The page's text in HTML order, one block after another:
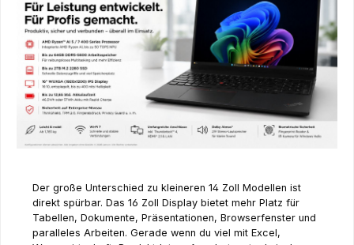
Der große Unterschied zu kleineren 14 Zoll Modellen ist
direkt spürbar. Das 16 Zoll Display bietet mehr Platz für
Tabellen, Dokumente, Präsentationen, Browserfenster und
paralleles Arbeiten. Gerade wenn du viel mit Excel,